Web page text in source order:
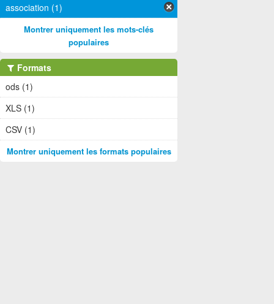
association (1)
Montrer uniquement les mots-clés
populaires
Formats
ods (1)
XLS (1)
CSV (1)
Montrer uniquement les formats populaires